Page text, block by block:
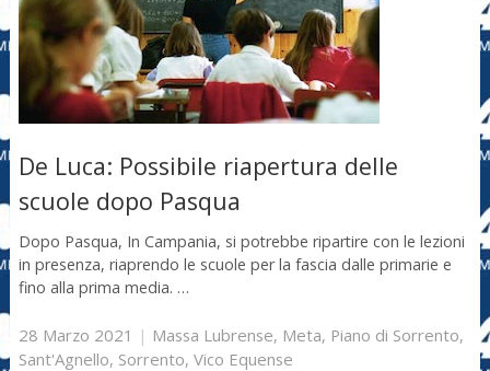
De Luca: Possibile riapertura delle
scuole dopo Pasqua
Dopo Pasqua, In Campania, si potrebbe ripartire con le lezioni
in presenza, riaprendo le scuole per la fascia dalle primarie e
fino alla prima media. …
28 Marzo 2021 | Massa Lubrense, Meta, Piano di Sorrento,
Sant'Agnello, Sorrento, Vico Equense